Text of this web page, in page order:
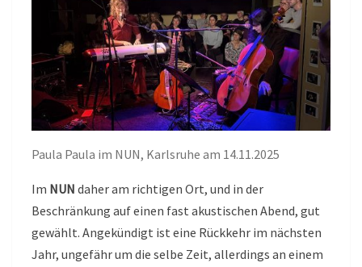
Paula Paula im NUN, Karlsruhe am 14.11.2025
Im NUN daher am richtigen Ort, und in der
Beschränkung auf einen fast akustischen Abend, gut
gewählt. Angekündigt ist eine Rückkehr im nächsten
Jahr, ungefähr um die selbe Zeit, allerdings an einem